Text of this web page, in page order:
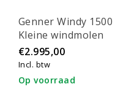
Genner Windy 1500
Kleine windmolen
€2.995,00
Incl. btw
Op voorraad